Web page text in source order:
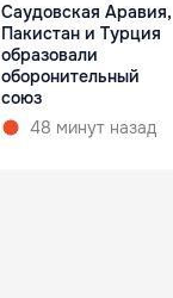
Саудовская Аравия,
Пакистан и Турция
образовали
оборонительный
союз
48 минут назад